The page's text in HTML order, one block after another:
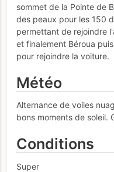
sommet de la Pointe de
des peaux pour les 150
permettant de rejoindre
et finalement Béroua
pour rejoindre la voiture.
Météo
Alternance de voiles
bons moments de soleil.
Conditions
Super